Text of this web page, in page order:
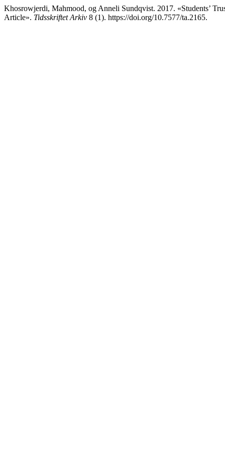
Khosrowjerdi, Mahmood, og Anneli Sundqvist. 2017. «Students’
Article». Tidsskriftet Arkiv 8 (1). https://doi.org/10.7577/ta.2165.